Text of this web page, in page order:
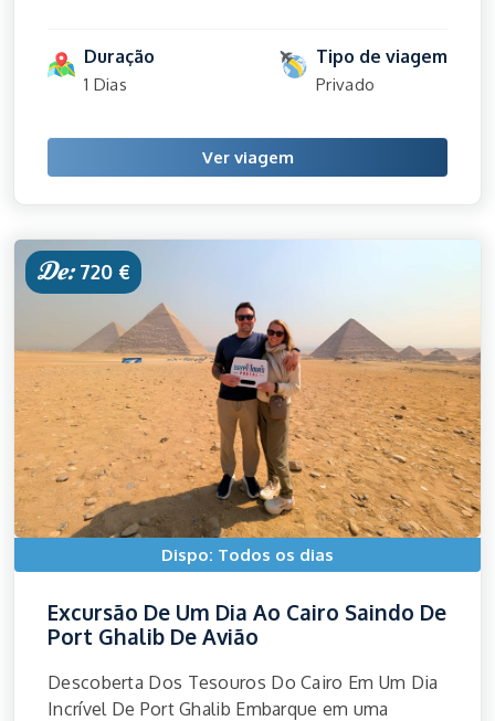
Duração
1 Dias
Tipo de viagem
Privado
Ver viagem
De:720 €
Dispo: Todos os dias
Excursão De Um Dia Ao Cairo Saindo De
Port Ghalib De Avião
Descoberta Dos Tesouros Do Cairo Em Um Dia
Incrível De Port Ghalib Embarque em uma